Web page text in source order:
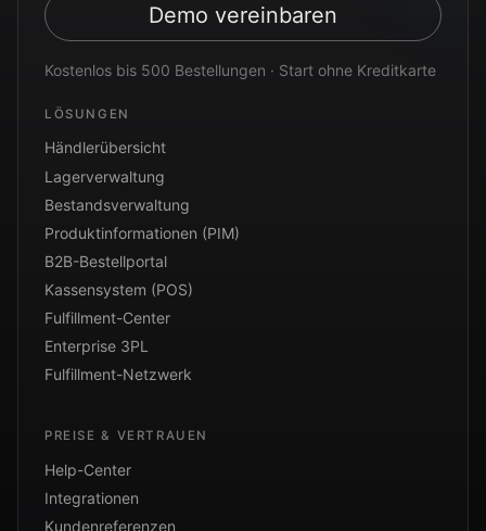
Demo vereinbaren
Kostenlos bis 500 Bestellungen · Start ohne Kreditkarte
LÖSUNGEN
Händlerübersicht
Lagerverwaltung
Bestandsverwaltung
Produktinformationen (PIM)
B2B-Bestellportal
Kassensystem (POS)
Fulfillment-Center
Enterprise 3PL
Fulfillment-Netzwerk
PREISE & VERTRAUEN
Help-Center
Integrationen
Kundenreferenzen